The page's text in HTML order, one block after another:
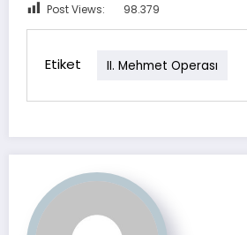
Post Views: 98.379
Etiket II. Mehmet Operası